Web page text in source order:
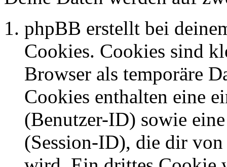
phpBB erstellt bei
Cookies. Cookies sind
Browser als temporäre
Cookies enthalten eine
(Benutzer-ID) sowie
(Session-ID), die dir